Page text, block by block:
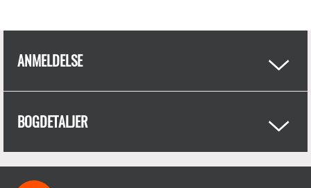
ANMELDELSE
BOGDETALJER